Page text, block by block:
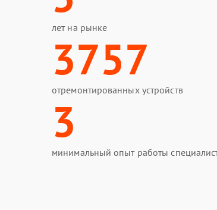
лет на рынке
3757
отремонтированных устройств
3
минимальный опыт работы